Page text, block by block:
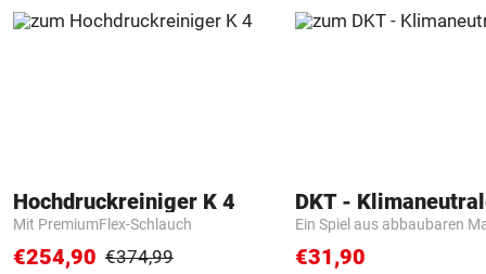
Hochdruckreiniger K 4
Mit PremiumFlex-Schlauch
€254,90 €374,99
Ein Spiel aus abbaubaren
€31,90